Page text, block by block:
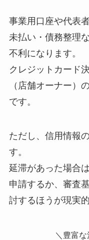
事業用口座や代表
未払い・債務整理
不利になります。
クレジットカード
（店舗オーナー）
です。
ただし、信用情報
す。
延滞があった場合
申請するか、審査
討するほうが現実
＼豊富